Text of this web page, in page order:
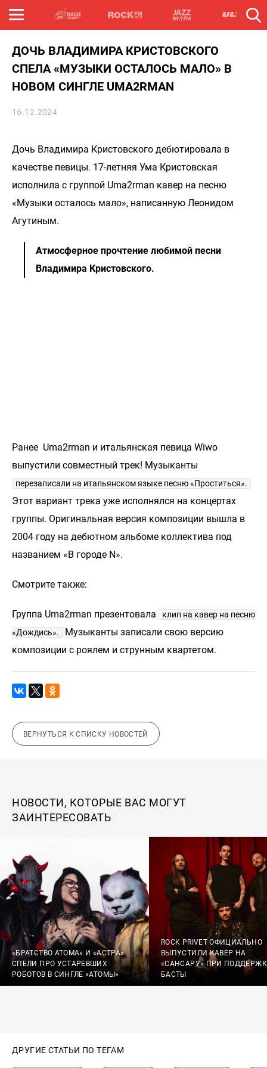
ДОЧЬ ВЛАДИМИРА КРИСТОВСКОГО
СПЕЛА «МУЗЫКИ ОСТАЛОСЬ МАЛО» В
НОВОМ СИНГЛЕ UMA2RMAN
16.12.2024
Дочь Владимира Кристовского дебютировала в
качестве певицы. 17-летняя Ума Кристовская
исполнила с группой Uma2rman кавер на песню
«Музыки осталось мало», написанную Леонидом
Агутиным.
Атмосферное прочтение любимой песни
Владимира Кристовского.
Ранее Uma2rman и итальянская певица Wiwo
выпустили совместный трек! Музыканты
перезаписали на итальянском языке песню «Проститься».
Этот вариант трека уже исполнялся на концертах
группы. Оригинальная версия композиции вышла в
2004 году на дебютном альбоме коллектива под
названием «В городе N».
Смотрите также:
Группа Uma2rman презентовала
клип на кавер на песню
«Дождись».
Музыканты записали свою версию
композиции с роялем и струнным квартетом.
ВЕРНУТЬСЯ К СПИСКУ НОВОСТЕЙ
НОВОСТИ, КОТОРЫЕ ВАС МОГУТ
ЗАИНТЕРЕСОВАТЬ
«БРАТСТВО АТОМА» И «АСТРА»
СПЕЛИ ПРО УСТАРЕВШИХ
РОБОТОВ В СИНГЛЕ «АТОМЫ»
ROCK PRIVET ОФИЦИАЛЬНО
ВЫПУСТИЛИ КАВЕР НА
«САНСАРУ» ПРИ
БАСТЫ
ДРУГИЕ СТАТЬИ ПО ТЕГАМ